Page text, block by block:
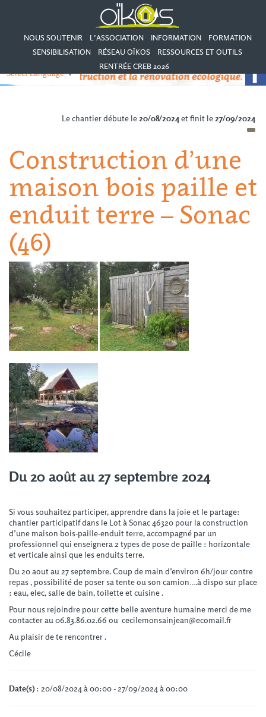
NOUS SOUTENIR L’ASSOCIATION INFORMATION
FORMATION
SENSIBILISATION
RÉSEAU OÏKOS
RESSOURCES ET OUTILS
RENTRÉE CREB 2026
Select Language▼
Le chantier débute le20/08/2024et finit le27/09/2024
Construction d’une
maison bois paille et
enduit terre – Sonac
(46)
Du 20 août au 27 septembre 2024
Si vous souhaitez participer, apprendre dans la joie et le partage:
chantier participatif dans le Lot à Sonac 46320 pour la construction
d’une maison bois-paille-enduit terre, accompagné par un
professionnel qui enseignera 2 types de pose de paille : horizontale
et verticale ainsi que les enduits terre.
Du 20 aout au 27 septembre. Coup de main d’environ 6h/jour contre
repas , possibilité de poser sa tente ou son camion….à dispo sur place
: eau, elec, salle de bain, toilette et cuisine .
Pour nous rejoindre pour cette belle aventure humaine merci de me
contacter au 06.83.86.02.66 ou cecilemonsainjean@ecomail.fr
Au plaisir de te rencontrer .
Cécile
Date(s): 20/08/2024 à 00:00 - 27/09/2024 à 00:00